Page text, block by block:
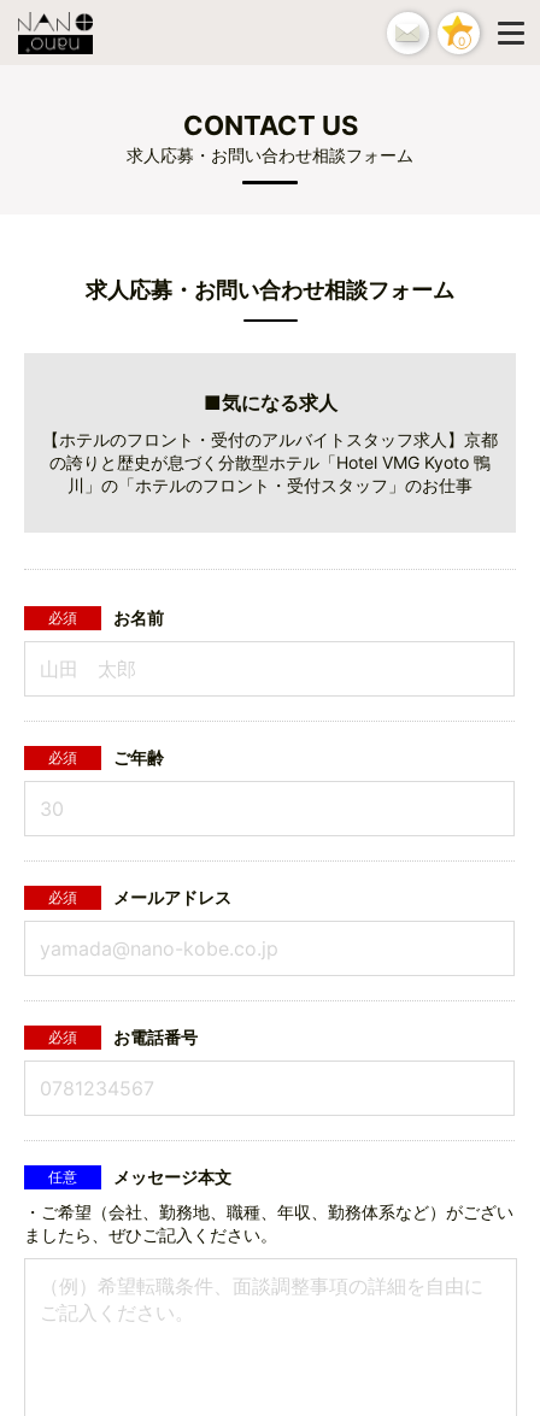
0
CONTACT US
求人応募・お問い合わせ相談フォーム
求人応募・お問い合わせ相談フォーム
■気になる求人
【ホテルのフロント・受付のアルバイトスタッフ求人】京都
の誇りと歴史が息づく分散型ホテル「Hotel VMG Kyoto 鴨
川」の「ホテルのフロント・受付スタッフ」のお仕事
お名前
必須
ご年齢
必須
メールアドレス
必須
お電話番号
必須
メッセージ本文
任意
・ご希望（会社、勤務地、職種、年収、勤務体系など）がござい
ましたら、ぜひご記入ください。